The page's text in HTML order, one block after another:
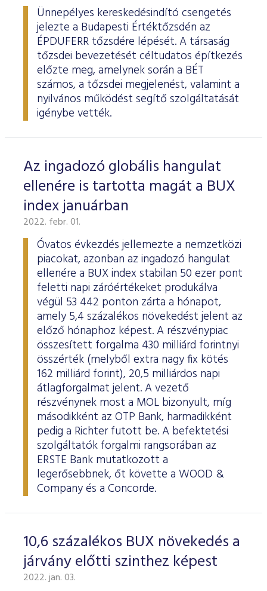
Ünnepélyes kereskedésindító csengetés
jelezte a Budapesti Értéktőzsdén az
ÉPDUFERR tőzsdére lépését. A társaság
tőzsdei bevezetését céltudatos építkezés
előzte meg, amelynek során a BÉT
számos, a tőzsdei megjelenést, valamint a
nyilvános működést segítő szolgáltatását
igénybe vették.
Az ingadozó globális hangulat
ellenére is tartotta magát a BUX
index januárban
2022. febr. 01.
Óvatos évkezdés jellemezte a nemzetközi
piacokat, azonban az ingadozó hangulat
ellenére a BUX index stabilan 50 ezer pont
feletti napi záróértékeket produkálva
végül 53 442 ponton zárta a hónapot,
amely 5,4 százalékos növekedést jelent az
előző hónaphoz képest. A részvénypiac
összesített forgalma 430 milliárd forintnyi
összérték (melyből extra nagy fix kötés
162 milliárd forint), 20,5 milliárdos napi
átlagforgalmat jelent. A vezető
részvénynek most a MOL bizonyult, míg
másodikként az OTP Bank, harmadikként
pedig a Richter futott be. A befektetési
szolgáltatók forgalmi rangsorában az
ERSTE Bank mutatkozott a
legerősebbnek, őt követte a WOOD &
Company és a Concorde.
10,6 százalékos BUX növekedés a
járvány előtti szinthez képest
2022. jan. 03.